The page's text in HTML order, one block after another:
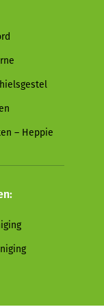
– Heppie